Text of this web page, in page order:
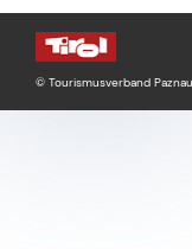
© Tourismusverband